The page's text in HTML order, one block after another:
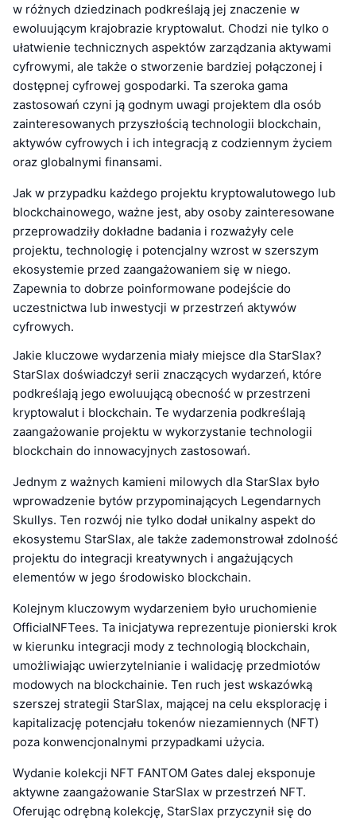
w różnych dziedzinach podkreślają jej znaczenie w
ewoluującym krajobrazie kryptowalut. Chodzi nie tylko o
ułatwienie technicznych aspektów zarządzania aktywami
cyfrowymi, ale także o stworzenie bardziej połączonej i
dostępnej cyfrowej gospodarki. Ta szeroka gama
zastosowań czyni ją godnym uwagi projektem dla osób
zainteresowanych przyszłością technologii blockchain,
aktywów cyfrowych i ich integracją z codziennym życiem
oraz globalnymi finansami.
Jak w przypadku każdego projektu kryptowalutowego lub
blockchainowego, ważne jest, aby osoby zainteresowane
przeprowadziły dokładne badania i rozważyły cele
projektu, technologię i potencjalny wzrost w szerszym
ekosystemie przed zaangażowaniem się w niego.
Zapewnia to dobrze poinformowane podejście do
uczestnictwa lub inwestycji w przestrzeń aktywów
cyfrowych.
Jakie kluczowe wydarzenia miały miejsce dla StarSlax?
StarSlax doświadczył serii znaczących wydarzeń, które
podkreślają jego ewoluującą obecność w przestrzeni
kryptowalut i blockchain. Te wydarzenia podkreślają
zaangażowanie projektu w wykorzystanie technologii
blockchain do innowacyjnych zastosowań.
Jednym z ważnych kamieni milowych dla StarSlax było
wprowadzenie bytów przypominających Legendarnych
Skullys. Ten rozwój nie tylko dodał unikalny aspekt do
ekosystemu StarSlax, ale także zademonstrował zdolność
projektu do integracji kreatywnych i angażujących
elementów w jego środowisko blockchain.
Kolejnym kluczowym wydarzeniem było uruchomienie
OfficialNFTees. Ta inicjatywa reprezentuje pionierski krok
w kierunku integracji mody z technologią blockchain,
umożliwiając uwierzytelnianie i walidację przedmiotów
modowych na blockchainie. Ten ruch jest wskazówką
szerszej strategii StarSlax, mającej na celu eksplorację i
kapitalizację potencjału tokenów niezamiennych (NFT)
poza konwencjonalnymi przypadkami użycia.
Wydanie kolekcji NFT FANTOM Gates dalej eksponuje
aktywne zaangażowanie StarSlax w przestrzeń NFT.
Oferując odrębną kolekcję, StarSlax przyczynił się do